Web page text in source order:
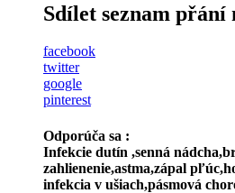
Sdílet seznam přání
facebook
twitter
google
pinterest
Odporúča sa :
Infekcie dutín ,senná
zahlienenie,astma,zápal
infekcia v ušiach,pásmová